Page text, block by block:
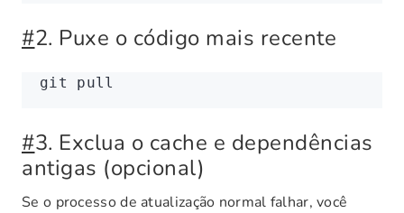
#2. Puxe o código mais recente
git pull
#3. Exclua o cache e dependências
antigas (opcional)
Se o processo de atualização normal falhar, você